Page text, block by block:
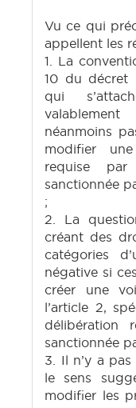
Vu ce qui
appellent les
1. La
10 du décret
qui
néanmoins
modifier
requise
sanctionnée
;
2. La
créant des
catégories
négative si
créer une
l’article 2,
délibération
sanctionnée
3. Il n’y a
le sens
modifier les